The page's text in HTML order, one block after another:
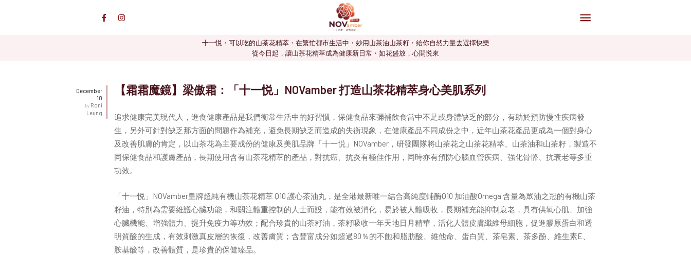
十一悦・可以吃的山茶花精萃・在繁忙都市生活中・妙用山茶油山茶籽・給你自然力量去選擇快樂
從今日起，讓山茶花精萃成為健康新日常・如花盛放，心開悦來
December
18
by Roni
Leung
【霜霜魔鏡】梁傲霜：「十一悦」NOVamber 打造山茶花精萃身心美肌系列
追求健康完美現代人，進食健康產品是我們衡常生活中的好習慣，保健食品來彌補飲食當中不足或身體缺乏的部分，有助於預防慢性疾病發
生，另外可針對缺乏那方面的問題作為補充，避免長期缺乏而造成的失衡現象，在健康產品不同成份之中，近年山茶花產品更成為一個對身心
及改善肌膚的肯定，以山茶花為主要成份的健康及美肌品牌「十一悦」NOVamber，研發團隊將山茶花之山茶花精萃、山茶油和山茶籽，製造不
同保健食品和護膚產品，長期使用含有山茶花精萃的產品，對抗癌、抗炎有極佳作用，同時亦有預防心腦血管疾病、強化骨骼、抗衰老等多重
功效。
「十一悦」NOVamber皇牌超純有機山茶花精萃 Q10 護心茶油丸，是全港最新唯一結合高純度輔酶Q10 加油酸Omega 含量為眾油之冠的有機山茶
籽油，特別為需要維護心臟功能，和關注體重控制的人士而設，能有效被消化，易於被人體吸收，長期補充能抑制衰老，具有供氧心肌、加強
心臟機能、增強體力、提升免疫力等功效；配合珍貴的山茶籽油，茶籽吸收一年天地日月精華，活化人體皮膚纖維母細胞，促進膠原蛋白和透
明質酸的生成，有效刺激真皮層的恢復，改善膚質；含豐富成分如超過80％的不飽和脂肪酸、維他命、蛋白質、茶皂素、茶多酚、維生素E、
胺基酸等，改善體質，是珍貴的保健臻品。